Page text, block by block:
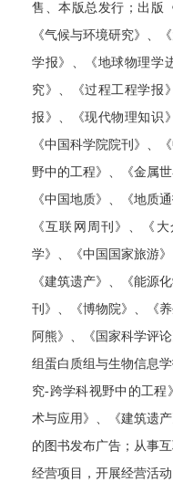
售、本版总发行；出版
《气候与环境研究》、
学报》、《地球物理学
究》、《过程工程学报
报》、《现代物理知识
《中国科学院院刊》、
野中的工程》、《金属
《中国地质》、《地质
《互联网周刊》、《
学》、《中国国家旅游
《建筑遗产》、《能源
刊》、《博物院》、《
阿熊》、《国家科学评
组蛋白质组与生物信息
究-跨学科视野中的工程
术与应用》、《建筑遗
的图书发布广告；从事
经营项目，开展经营活